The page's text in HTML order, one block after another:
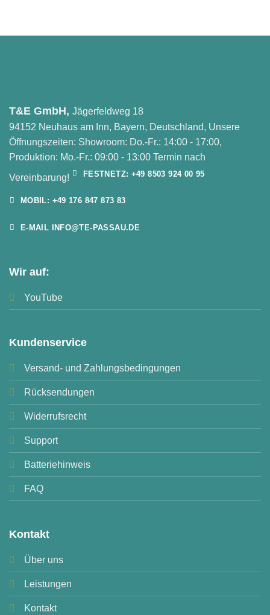
T&E GmbH, Jägerfeldweg 18
94152 Neuhaus am Inn, Bayern, Deutschland, Unsere
Öffnungszeiten: Showroom: Do.-Fr.: 14:00 - 17:00,
Produktion: Mo.-Fr.: 09:00 - 13:00 Termin nach
Vereinbarung!
FESTNETZ: +49 8503 924 00 95
MOBIL: +49 176 847 873 83
E-MAIL INFO@TE-PASSAU.DE
Wir auf:
YouTube
Kundenservice
Versand- und Zahlungsbedingungen
Rücksendungen
Widerrufsrecht
Support
Batteriehinweis
FAQ
Kontakt
Über uns
Leistungen
Kontakt